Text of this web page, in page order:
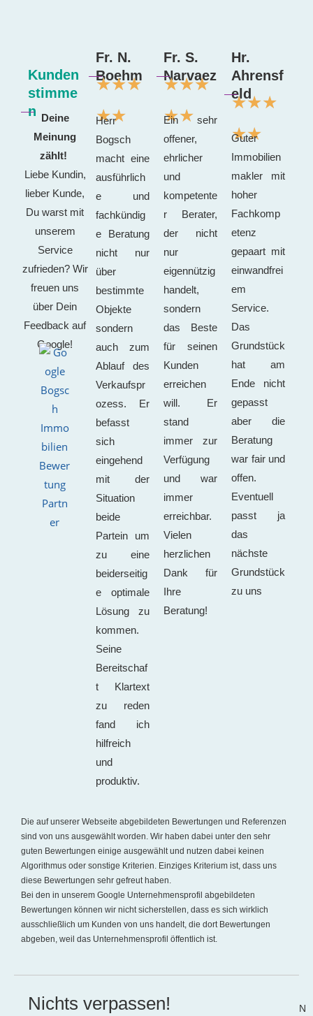
Kunden
stimme
n Deine
Meinung
zählt!
Liebe Kundin,
lieber Kunde,
Du warst mit
unserem
Service
zufrieden? Wir
freuen uns
über Dein
Feedback auf
Google!
Fr. N.
Boehm
☆☆☆
☆☆
Herr
Bogsch
macht eine
ausführlich
e und
fachkündig
e Beratung
nicht nur
über
bestimmte
Objekte
sondern
auch zum
Ablauf des
Verkaufspr
ozess. Er
befasst
sich
eingehend
mit der
Situation
beide
Partein um
zu eine
beiderseitig
e optimale
Lösung zu
kommen.
Seine
Bereitschaf
t Klartext
zu reden
fand ich
hilfreich
und
produktiv.
Fr. S.
Narvaez
★★★
★★
Ein sehr
offener,
ehrlicher
und
kompetente
r Berater,
der nicht
nur
eigennützig
handelt,
sondern
das Beste
für seinen
Kunden
erreichen
will. Er
stand
immer zur
Verfügung
und war
immer
erreichbar.
Vielen
herzlichen
Dank für
Ihre
Beratung!
Hr.
Ahrensf
eld
☆☆☆
☆☆
Guter
Immobilien
makler mit
hoher
Fachkomp
etenz
gepaart mit
einwandfrei
em
Service.
Das
Grundstück
hat am
Ende nicht
gepasst
aber die
Beratung
war fair und
offen.
Eventuell
passt ja
das
nächste
Grundstück
zu uns
Die auf unserer Webseite abgebildeten Bewertungen und Referenzen
sind von uns ausgewählt worden. Wir haben dabei unter den sehr
guten Bewertungen einige ausgewählt und nutzen dabei keinen
Algorithmus oder sonstige Kriterien. Einziges Kriterium ist, dass uns
diese Bewertungen sehr gefreut haben.
Bei den in unserem Google Unternehmensprofil abgebildeten
Bewertungen können wir nicht sicherstellen, dass es sich wirklich
ausschließlich um Kunden von uns handelt, die dort Bewertungen
abgeben, weil das Unternehmensprofil öffentlich ist.
Nichts verpassen!
N